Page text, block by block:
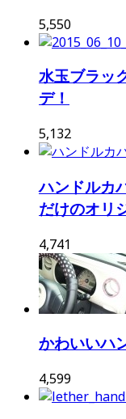
5,550
水玉ブラッ
デ！
5,132
ハンドルカ
だけのオリ
4,741
かわいいハ
4,599